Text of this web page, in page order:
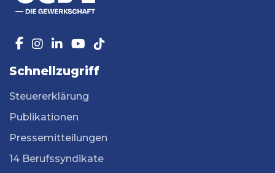
Schnellzugriff
Steuererklärung
Publikationen
Pressemitteilungen
14 Berufssyndikate